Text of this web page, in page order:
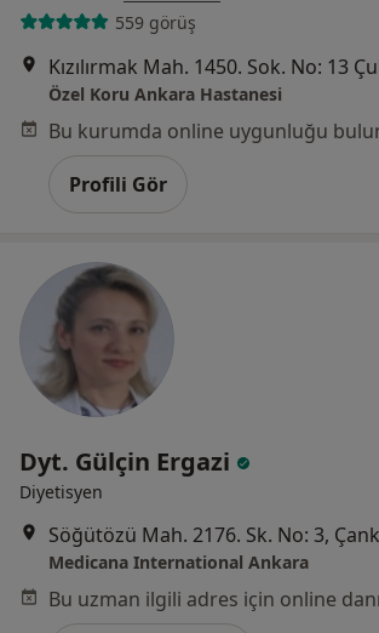
559 görüş
Özel Koru Ankara Hastanesi
Profili Gör
Dyt. Gülçin Ergazi
Diyetisyen
Söğütözü Mah. 2176. Sk. No: 3,
Medicana International Ankara